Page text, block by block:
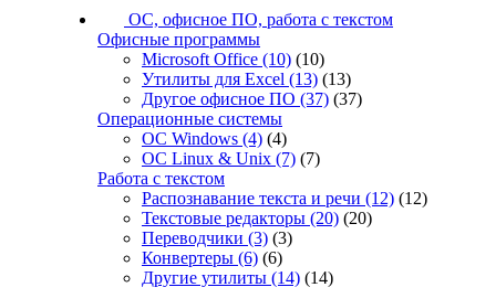
ОС, офисное ПО, работа с текстом
Офисные программы
Microsoft Office (10) (10)
Утилиты для Excel (13) (13)
Другое офисное ПО (37) (37)
Операционные системы
ОС Windows (4) (4)
ОС Linux & Unix (7) (7)
Работа с текстом
Распознавание текста и речи (12) (12)
Текстовые редакторы (20) (20)
Переводчики (3) (3)
Конвертеры (6) (6)
Другие утилиты (14) (14)